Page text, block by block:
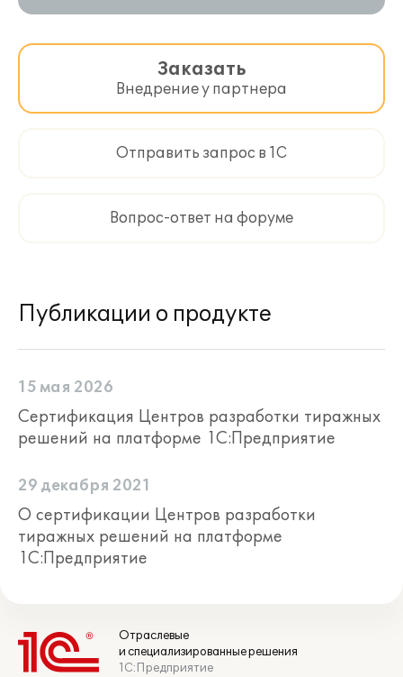
Заказать
Внедрение у партнера
Отправить запрос в 1С
Вопрос-ответ на форуме
Публикации о продукте
15 мая 2026
Сертификация Центров разработки тиражных
решений на платформе 1С:Предприятие
29 декабря 2021
О сертификации Центров разработки
тиражных решений на платформе
1С:Предприятие
Отраслевые
и специализированные решения
1С:Предприятие